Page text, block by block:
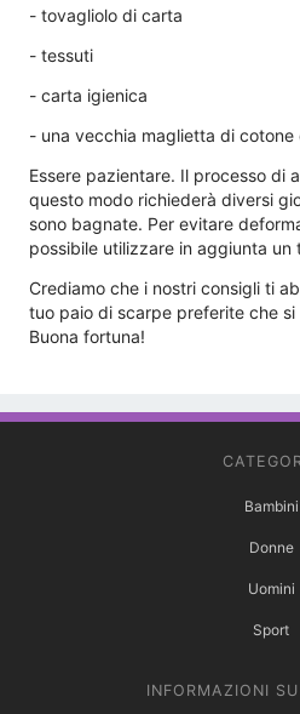
- tovagliolo di carta
- tessuti
- carta igienica
- una vecchia maglietta di cotone
Essere pazientare. Il processo di
questo modo richiederà diversi
sono bagnate. Per evitare
possibile utilizzare in aggiunta un
Crediamo che i nostri consigli ti
tuo paio di scarpe preferite che
Buona fortuna!
Bambini
Donne
Uomini
Sport
INFORMAZIONI